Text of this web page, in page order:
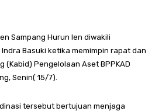
Sampang Hurun Ien diwakili
Basuki ketika memimpin rapat dan
(Kabid) Pengelolaan Aset BPPKAD
Senin( 15/7).
tersebut bertujuan menjaga